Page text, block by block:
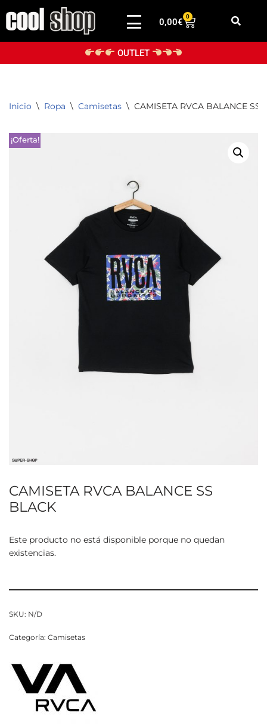
Saltar
0,00€
0
OUTLET
Inicio \ Ropa \ Camisetas \ CAMISETA RVCA BALANCE SS
¡Oferta!
CAMISETA RVCA BALANCE SS
BLACK
Este producto no está disponible porque no quedan
existencias.
SKU: N/D
Categoría: Camisetas